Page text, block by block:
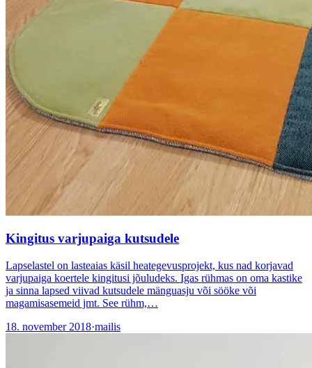
Kingitus varjupaiga kutsudele
Lapselastel on lasteaias käsil heategevusprojekt, kus nad korjavad
varjupaiga koertele kingitusi jõuludeks. Igas rühmas on oma kastike
ja sinna lapsed viivad kutsudele mänguasju või sööke või
magamisasemeid jmt. See rühm,…
18. november 2018·mailis